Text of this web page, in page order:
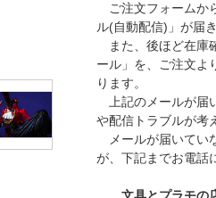
ご注文フォームか
ル(自動配信)」が届き
また、後ほど在庫
ール」を、ご注文よ
ります。
上記のメールが届
や配信トラブルが考
メールが届いてい
が、下記までお電話